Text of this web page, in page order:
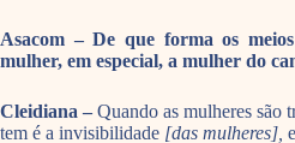
Asacom – De que forma os
mulher, em especial, a mulher do
Cleidiana – Quando as mulheres são
tem é a invisibilidade [das mulheres],